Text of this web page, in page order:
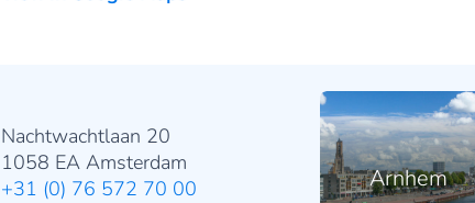
Nachtwachtlaan 20
1058 EA Amsterdam
+31 (0) 76 572 70 00
Arnhem